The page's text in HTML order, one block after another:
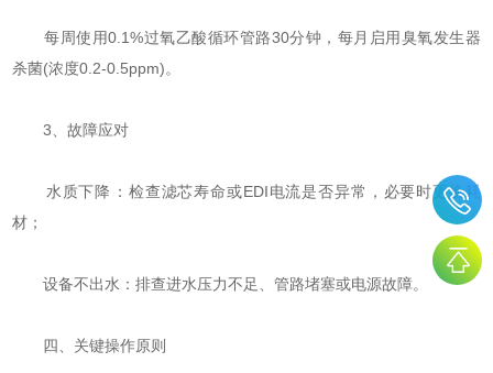
每周使用0.1%过氧乙酸循环管路30分钟，每月启用臭氧发生器
杀菌(浓度0.2-0.5ppm)。
‌3、故障应对‌
‌水质下降‌：检查滤芯寿命或EDI电流是否异常，必要时更换耗
材；
‌设备不出水‌：排查进水压力不足、管路堵塞或电源故障。
四、关键操作原则